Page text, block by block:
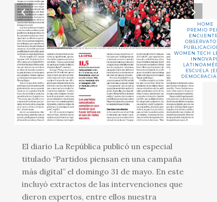
HOME
PREMIO
WOMEN TECH
ESCUELA
El diario La República publicó un especial
titulado “Partidos piensan en una campaña
más digital” el domingo 31 de mayo. En este
incluyó extractos de las intervenciones que
dieron expertos, entre ellos nuestra